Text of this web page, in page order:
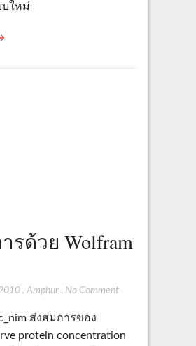
บใหม่
รด้วย Wolfram
, Amphur, No Comment
ส่งสมการของ
protein concentration